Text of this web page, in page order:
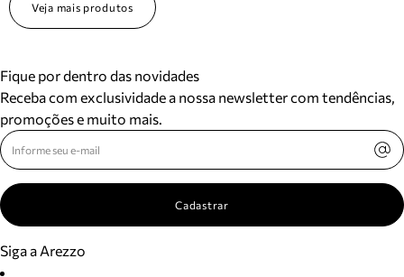
Veja mais produtos
Fique por dentro das novidades
Receba com exclusividade a nossa newsletter com tendências,
promoções e muito mais.
Cadastrar
Siga a Arezzo